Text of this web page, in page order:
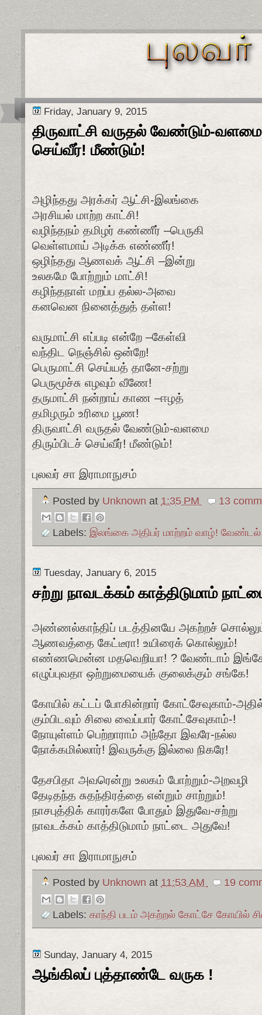
Friday, January 9, 2015
திருவாட்சி வருதல் வேண்டும்-வளமை
செய்வீர்! மீண்டும்!
அழிந்தது அரக்கர் ஆட்சி-இலங்கை
அரசியல் மாற்ற காட்சி!
வழிந்தநம் தமிழர் கண்ணீர் –பெருகி
வெள்ளமாய் அடிக்க எண்ணீர்!
ஒழிந்தது ஆணவக் ஆட்சி –இன்று
உலகமே போற்றும் மாட்சி!
கழிந்தநாள் மறப்ப தல்ல-அவை
கனவென நினைத்துத் தள்ள!
வருமாட்சி எப்படி என்றே –கேள்வி
வந்திட நெஞ்சில் ஒன்றே!
பெருமாட்சி செய்யத் தானே-சற்று
பெருமூச்சு எழவும் வீணே!
தருமாட்சி நன்றாய் காண –ஈழத்
தமிழரும் உரிமை பூண!
திருவாட்சி வருதல் வேண்டும்-வளமை
திரும்பிடச் செய்வீர்! மீண்டும்!
புலவர் சா இராமாநுசம்
Posted by Unknown at 1:35 PM 13
Labels: இலங்கை அதிபர் மாற்றம் வாழ்! வேண்டல்
Tuesday, January 6, 2015
சற்று நாவடக்கம் காத்திடுமாம்
அண்ணல்காந்திப் படத்தினயே அகற்றச்
ஆணவத்தை கேட்டீரா! உயிரைக் கொல்லும்!
எண்ணமென்ன மதவெறியா! ? வேண்டாம்
எழுப்புவதா ஒற்றுமையைக் குலைக்கும் சங்கே!
கோயில் கட்டப் போகின்றார் கோட்சேவுகாம்-
கும்பிடவும் சிலை வைப்பார் கோட்சேவுகாம்-!
நோயுள்ளம் பெற்றாராம் அந்தோ இவரே-நல்ல
நோக்கமில்லார்! இவருக்கு இல்லை நிகரே!
தேசபிதா அவரென்று உலகம் போற்றும்-அறவழி
தேடிதந்த சுதந்திரத்தை என்றும் சாற்றும்!
நாசபுத்திக் காரர்களே போதும் இதுவே-சற்று
நாவடக்கம் காத்திடுமாம் நாட்டை அதுவே!
புலவர் சா இராமாநுசம்
Posted by Unknown at 11:53 AM 19
Labels: காந்தி படம் அகற்றல் கோட்சே கோயில்
Sunday, January 4, 2015
ஆங்கிலப் புத்தாண்டே வருக !